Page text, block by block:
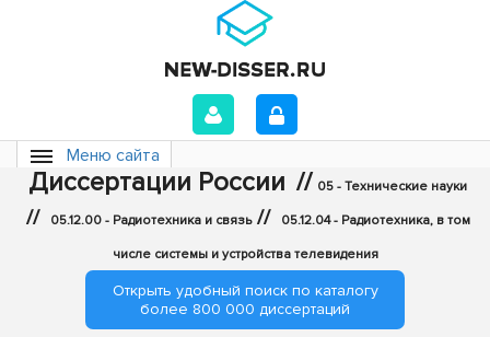
Меню сайта
Диссертации России // 05 - Технические науки
// 05.12.00 - Радиотехника и связь // 05.12.04 - Радиотехника, в том
числе системы и устройства телевидения
Открыть удобный поиск по каталогу
более 800 000 диссертаций